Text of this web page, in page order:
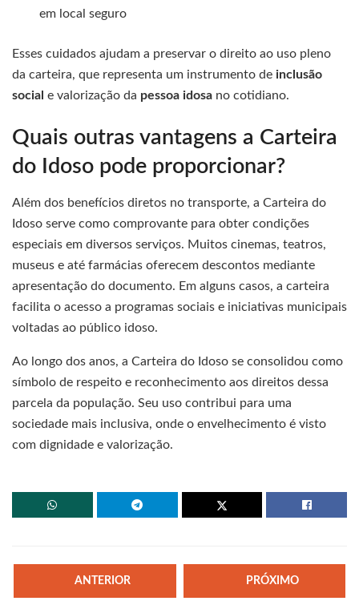
em local seguro
Esses cuidados ajudam a preservar o direito ao uso pleno
da carteira, que representa um instrumento de inclusão
social e valorização da pessoa idosa no cotidiano.
Quais outras vantagens a Carteira
do Idoso pode proporcionar?
Além dos benefícios diretos no transporte, a Carteira do
Idoso serve como comprovante para obter condições
especiais em diversos serviços. Muitos cinemas, teatros,
museus e até farmácias oferecem descontos mediante
apresentação do documento. Em alguns casos, a carteira
facilita o acesso a programas sociais e iniciativas municipais
voltadas ao público idoso.
Ao longo dos anos, a Carteira do Idoso se consolidou como
símbolo de respeito e reconhecimento aos direitos dessa
parcela da população. Seu uso contribui para uma
sociedade mais inclusiva, onde o envelhecimento é visto
com dignidade e valorização.
ANTERIOR PRÓXIMO